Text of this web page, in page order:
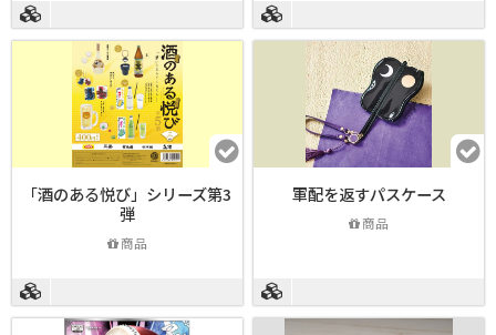
「酒のある悦び」シリーズ第3
弾
商品
軍配を返すパスケース
商品